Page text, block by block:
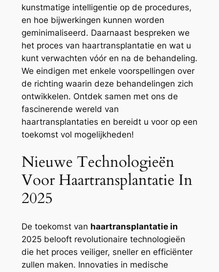
kunstmatige intelligentie op de procedures,
en hoe bijwerkingen kunnen worden
geminimaliseerd. Daarnaast bespreken we
het proces van haartransplantatie en wat u
kunt verwachten vóór en na de behandeling.
We eindigen met enkele voorspellingen over
de richting waarin deze behandelingen zich
ontwikkelen. Ontdek samen met ons de
fascinerende wereld van
haartransplantaties en bereidt u voor op een
toekomst vol mogelijkheden!
Nieuwe Technologieën
Voor Haartransplantatie In
2025
De toekomst van haartransplantatie in
2025 belooft revolutionaire technologieën
die het proces veiliger, sneller en efficiënter
zullen maken. Innovaties in medische